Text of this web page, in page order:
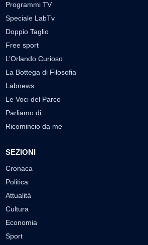
Programmi TV
Speciale LabTv
Doppio Taglio
Free sport
L’Orlando Curioso
La Bottega di Filosofia
Labnews
Le Voci del Parco
Parliamo di…
Ricomincio da me
SEZIONI
Cronaca
Politica
Attualità
Cultura
Economia
Sport